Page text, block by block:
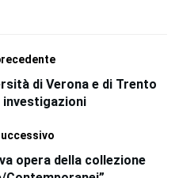
di Verona e di Trento
investigazioni
opera della collezione